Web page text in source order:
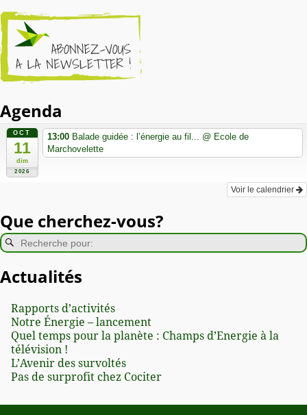
Agenda
OCT
11
dim
2026
13:00 Balade guidée : l’énergie au fil... @ Ecole de
Marchovelette
Voir le calendrier
Que cherchez-vous?
Actualités
Rapports d’activités
Notre Énergie – lancement
Quel temps pour la planète : Champs d’Energie à la
télévision !
L’Avenir des survoltés
Pas de surprofit chez Cociter